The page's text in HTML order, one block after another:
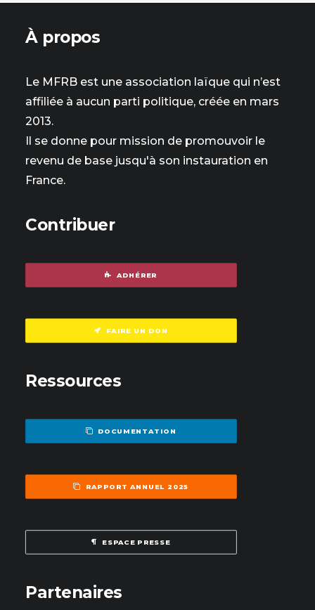
À propos
Le MFRB est une association laïque qui n’est
affiliée à aucun parti politique, créée en mars
2013.
Il se donne pour mission de promouvoir le
revenu de base jusqu'à son instauration en
France.
Contribuer
ADHÉRER
FAIRE UN DON
Ressources
DOCUMENTATION
RAPPORT ANNUEL 2025
ESPACE PRESSE
Partenaires